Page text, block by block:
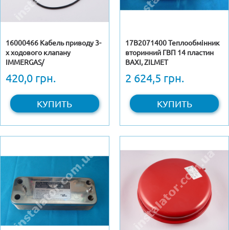
16000466 Кабель приводу 3-
х ходового клапану
IMMERGAS/
FLORIDA/TERMET
420,0 грн.
КУПИТЬ
17B2071400 Теплообмінник
вторинний ГВП 14 пластин
BAXІ, ZILMET
2 624,5 грн.
КУПИТЬ